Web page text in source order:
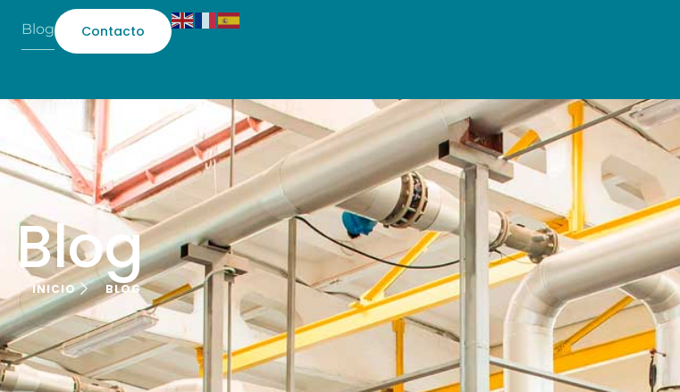
Blog Contacto
Blog
INICIO BLOG